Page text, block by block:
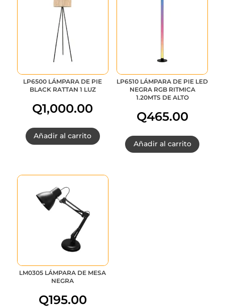
LP6500 LÁMPARA DE PIE
BLACK RATTAN 1 LUZ
Q1,000.00
Añadir al carrito
LP6510 LÁMPARA DE PIE LED
NEGRA RGB RITMICA
1.20MTS DE ALTO
Q465.00
Añadir al carrito
LM0305 LÁMPARA DE MESA
NEGRA
Q195.00